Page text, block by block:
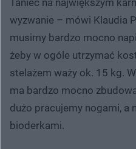
wyzwanie – mówi Klaudia
musimy bardzo mocno
żeby w ogóle utrzymać
stelażem waży ok. 15 kg.
ma bardzo mocno
dużo pracujemy nogami, a
bioderkami.